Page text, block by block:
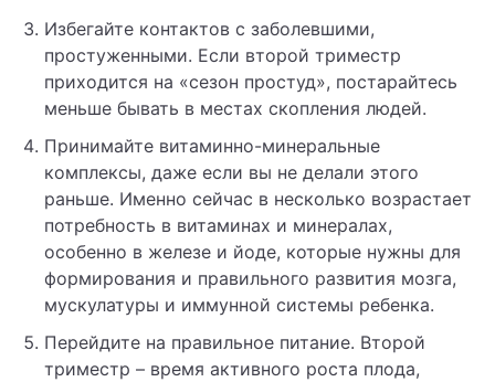
Избегайте контактов с заболевшими,
простуженными. Если второй триместр
приходится на «сезон простуд», постарайтесь
меньше бывать в местах скопления людей.
Принимайте витаминно-минеральные
комплексы, даже если вы не делали этого
раньше. Именно сейчас в несколько возрастает
потребность в витаминах и минералах,
особенно в железе и йоде, которые нужны для
формирования и правильного развития мозга,
мускулатуры и иммунной системы ребенка.
Перейдите на правильное питание. Второй
триместр – время активного роста плода,